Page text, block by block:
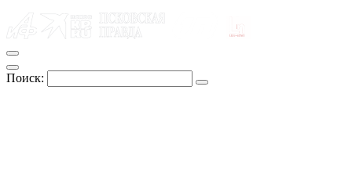
Поиск: